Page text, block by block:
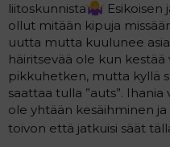
liitoskunnista
Esikoisen
ollut mitään kipuja
uutta mutta kuulunee
häiritsevää ole kun kestää
pikkuhetken, mutta kyllä
saattaa tulla ”auts”.
ole yhtään kesäihminen
toivon että jatkuisi säät